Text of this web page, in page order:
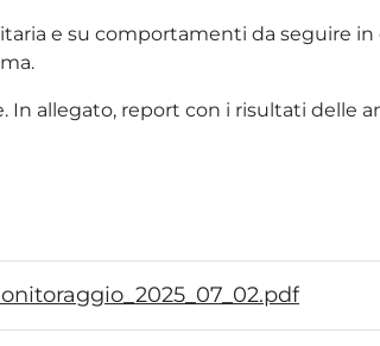
e su comportamenti da seguire
allegato, report con i risultati delle